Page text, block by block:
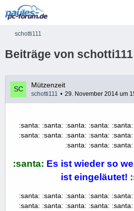
schotti111
Beiträge von schotti111
Mützenzeit
schotti111 29. November 2014 um
:santa: :santa: :santa: :santa:
:santa: :santa: :santa: :santa:
:santa: :santa:
:santa: Es ist wieder so
ist eingeläutet!
:santa: :santa: :santa: :santa:
:santa: :santa: :santa: :santa: